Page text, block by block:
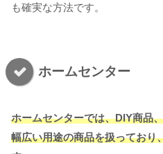
も確実な方法です。
ホームセンター
ホームセンターでは、DIY商品
幅広い用途の商品を扱っており